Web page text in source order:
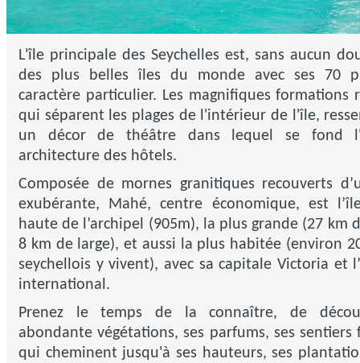
L'île principale des Seychelles est, sans aucun
des plus belles îles du monde avec ses 70
caractère particulier. Les magnifiques formations
qui séparent les plages de l'intérieur de l'île,
un décor de théâtre dans lequel se fond
architecture des hôtels.
Composée de mornes granitiques recouverts
exubérante, Mahé, centre économique, est
haute de l’archipel (905m), la plus grande (27 km
8 km de large), et aussi la plus habitée (environ
seychellois y vivent), avec sa capitale Victoria et
international.
Prenez le temps de la connaître, de
abondante végétations, ses parfums, ses sentiers
qui cheminent jusqu'à ses hauteurs, ses